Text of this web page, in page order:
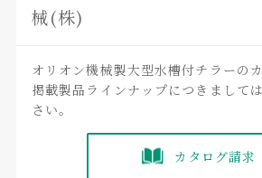
械(株)
オリオン機械製大型水槽付チラーのカ
掲載製品ラインナップにつきまして
さい。
カタログ請求